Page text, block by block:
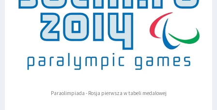
Paraolimpiada - Rosja pierwsza w tabeli medalowej